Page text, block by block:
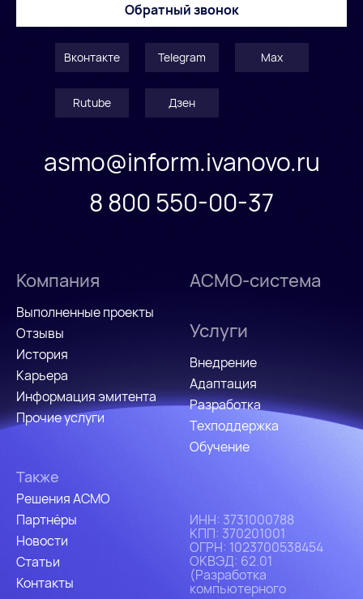
Обратный звонок
Вконтакте Telegram Max
Rutube Дзен
asmo@inform.ivanovo.ru
8 800 550-00-37
ИHH: 3731000788
КПП: 370201001
ОГРН: 1023700538454
ОКВЭД: 62.01
(Разработка
компьютерного
Компания
Выполненные проекты
Отзывы
История
Карьера
Информация эмитента
Прочие услуги
Услуги
Внедрение
Адаптация
Разработка
Техподдержка
Обучение
АСМО-система
Также
Решения АСМО
Партнёры
Новости
Статьи
Контакты